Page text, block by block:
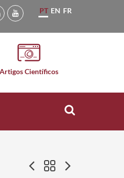
PT EN FR
Artigos Científicos